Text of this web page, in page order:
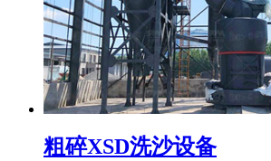
粗碎XSD洗沙设备